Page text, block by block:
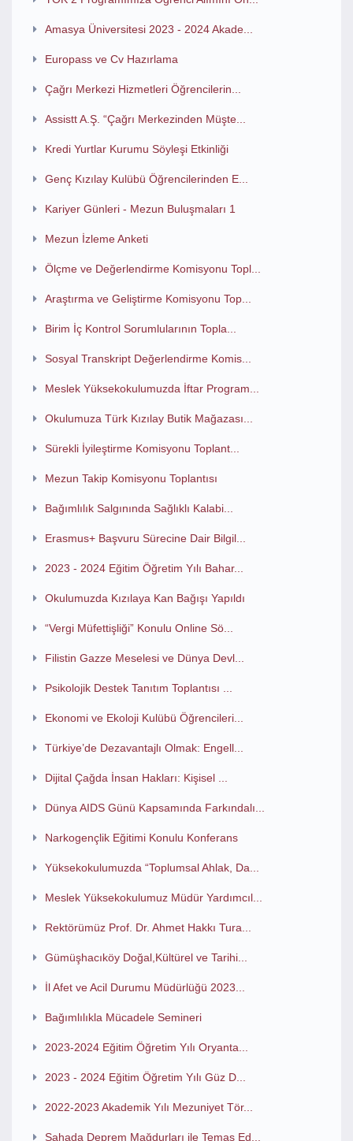
Amasya Üniversitesi 2023 - 2024 Akade...
Europass ve Cv Hazırlama
Çağrı Merkezi Hizmetleri Öğrencilerin...
Assistt A.Ş. “Çağrı Merkezinden Müşte...
Kredi Yurtlar Kurumu Söyleşi Etkinliği
Genç Kızılay Kulübü Öğrencilerinden E...
Kariyer Günleri - Mezun Buluşmaları 1
Mezun İzleme Anketi
Ölçme ve Değerlendirme Komisyonu Topl...
Araştırma ve Geliştirme Komisyonu Top...
Birim İç Kontrol Sorumlularının Topla...
Sosyal Transkript Değerlendirme Komis...
Meslek Yüksekokulumuzda İftar Program...
Okulumuza Türk Kızılay Butik Mağazası...
Sürekli İyileştirme Komisyonu Toplant...
Mezun Takip Komisyonu Toplantısı
Bağımlılık Salgınında Sağlıklı Kalabi...
Erasmus+ Başvuru Sürecine Dair Bilgil...
2023 - 2024 Eğitim Öğretim Yılı Bahar...
Okulumuzda Kızılaya Kan Bağışı Yapıldı
“Vergi Müfettişliği” Konulu Online Sö...
Filistin Gazze Meselesi ve Dünya Devl...
Psikolojik Destek Tanıtım Toplantısı ...
Ekonomi ve Ekoloji Kulübü Öğrencileri...
Türkiye’de Dezavantajlı Olmak: Engell...
Dijital Çağda İnsan Hakları: Kişisel ...
Dünya AIDS Günü Kapsamında Farkındalı...
Narkogençlik Eğitimi Konulu Konferans
Yüksekokulumuzda “Toplumsal Ahlak, Da...
Meslek Yüksekokulumuz Müdür Yardımcıl...
Rektörümüz Prof. Dr. Ahmet Hakkı Tura...
Gümüşhacıköy Doğal,Kültürel ve Tarihi...
İl Afet ve Acil Durumu Müdürlüğü 2023...
Bağımlılıkla Mücadele Semineri
2023-2024 Eğitim Öğretim Yılı Oryanta...
2023 - 2024 Eğitim Öğretim Yılı Güz D...
2022-2023 Akademik Yılı Mezuniyet Tör...
Sahada Deprem Mağdurları ile Temas Ed...